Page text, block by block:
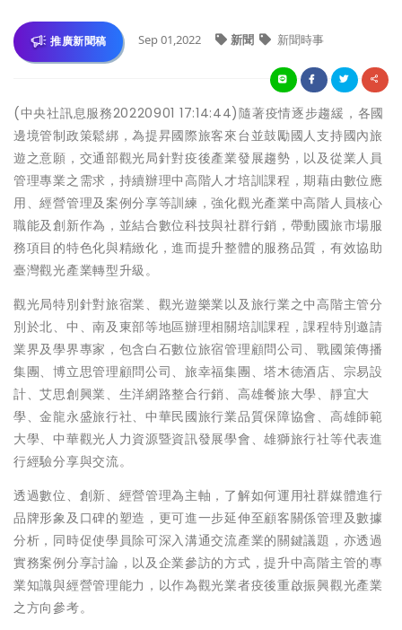
推廣新聞稿 Sep 01,2022 新聞 新聞時事
(中央社訊息服務20220901 17:14:44)隨著疫情逐步趨緩，各國
邊境管制政策鬆綁，為提昇國際旅客來台並鼓勵國人支持國內旅
遊之意願，交通部觀光局針對疫後產業發展趨勢，以及從業人員
管理專業之需求，持續辦理中高階人才培訓課程，期藉由數位應
用、經營管理及案例分享等訓練，強化觀光產業中高階人員核心
職能及創新作為，並結合數位科技與社群行銷，帶動國旅市場服
務項目的特色化與精緻化，進而提升整體的服務品質，有效協助
臺灣觀光產業轉型升級。
觀光局特別針對旅宿業、觀光遊樂業以及旅行業之中高階主管分
別於北、中、南及東部等地區辦理相關培訓課程，課程特別邀請
業界及學界專家，包含白石數位旅宿管理顧問公司、戰國策傳播
集團、博立思管理顧問公司、旅幸福集團、塔木德酒店、宗易設
計、艾思創興業、生洋網路整合行銷、高雄餐旅大學、靜宜大
學、金龍永盛旅行社、中華民國旅行業品質保障協會、高雄師範
大學、中華觀光人力資源暨資訊發展學會、雄獅旅行社等代表進
行經驗分享與交流。
透過數位、創新、經營管理為主軸，了解如何運用社群媒體進行
品牌形象及口碑的塑造，更可進一步延伸至顧客關係管理及數據
分析，同時促使學員除可深入溝通交流產業的關鍵議題，亦透過
實務案例分享討論，以及企業參訪的方式，提升中高階主管的專
業知識與經營管理能力，以作為觀光業者疫後重啟振興觀光產業
之方向參考。